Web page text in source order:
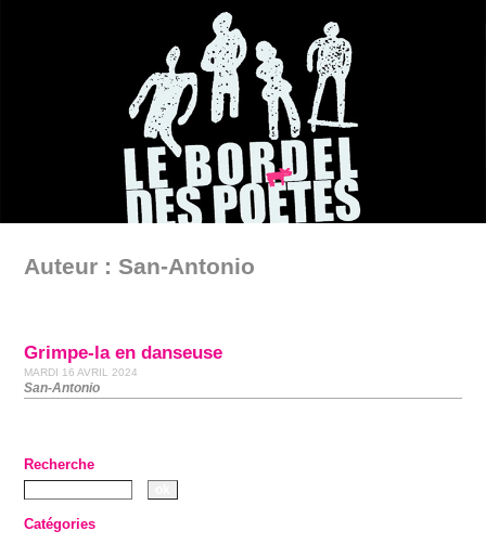
Auteur : San-Antonio
Grimpe-la en danseuse
MARDI 16 AVRIL 2024
San-Antonio
Recherche
Catégories